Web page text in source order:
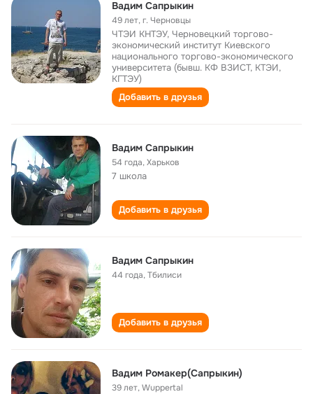
Вадим Сапрыкин
49 лет,г. Черновцы
ЧТЭИ КНТЭУ, Черновецкий торгово-
экономический институт Киевского
национального торгово-экономического
университета (бывш. КФ ВЗИСТ, КТЭИ,
КГТЭУ)
Добавить в друзья
Вадим Сапрыкин
54 года,Харьков
7 школа
Добавить в друзья
Вадим Сапрыкин
44 года,Тбилиси
Добавить в друзья
Вадим Ромакер(Сапрыкин)
39 лет,Wuppertal